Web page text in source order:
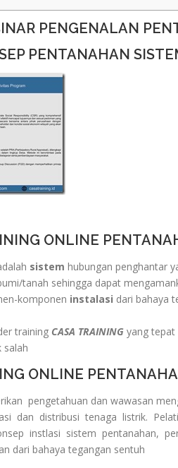
PENGENALAN
PENTANAHAN
ONLINE
sistem hubungan penghantar
tanah sehingga dapat
komponen instalasi dari bahaya
training CASA TRAINING yang tepat
salah
ONLINE
pengetahuan dan wawasan
dan distribusi tenaga listrik.
instlasi sistem pentanahan,
dari bahaya tegangan sentuh